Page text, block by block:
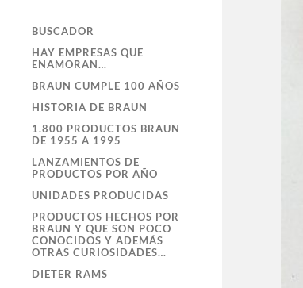
BUSCADOR
HAY EMPRESAS QUE
ENAMORAN…
BRAUN CUMPLE 100 AÑOS
HISTORIA DE BRAUN
1.800 PRODUCTOS BRAUN
DE 1955 A 1995
LANZAMIENTOS DE
PRODUCTOS POR AÑO
UNIDADES PRODUCIDAS
PRODUCTOS HECHOS POR
BRAUN Y QUE SON POCO
CONOCIDOS Y ADEMÁS
OTRAS CURIOSIDADES…
DIETER RAMS